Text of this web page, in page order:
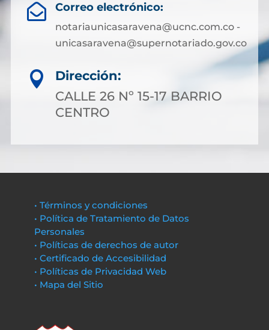
 Correo electrónico:
notariaunicasaravena@ucnc.com.co -
unicasaravena@supernotariado.gov.co

Dirección:
CALLE 26 Nº 15-17 BARRIO
CENTRO
• Términos y condiciones
• Política de Tratamiento de Datos
Personales
• Políticas de derechos de autor
• Certificado de Accesibilidad
• Políticas de Privacidad Web
• Mapa del Sitio